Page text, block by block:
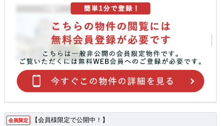
会員限定 【会員様限定で公開中！】